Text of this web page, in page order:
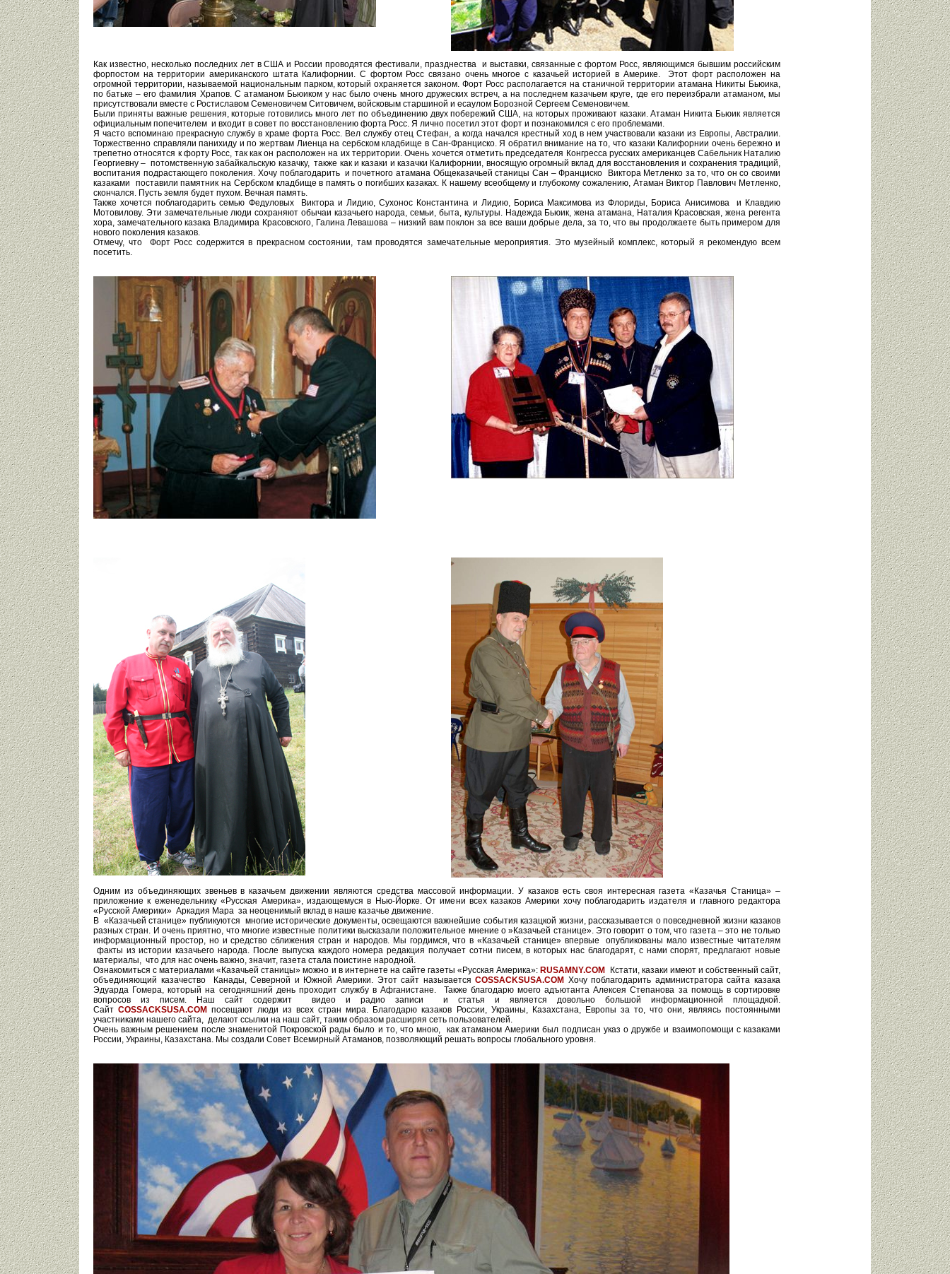
Как известно, несколько последних лет в США и России проводятся фестивали, празднества и выставки, связанные с фортом Росс, являющимся бывшим российским
форпостом на территории американского штата Калифорнии. С фортом Росс связано очень многое с казачьей историей в Америке. Этот форт расположен на
огромной территории, называемой национальным парком, который охраняется законом. Форт Росс располагается на станичной территории атамана Никиты Бьюика,
по батьке – его фамилия Храпов. С атаманом Бьюиком у нас было очень много дружеских встреч, а на последнем казачьем круге, где его переизбрали атаманом, мы
присутствовали вместе с Ростиславом Семеновичем Ситовичем, войсковым старшиной и есаулом Борозной Сергеем Семеновичем.
Были приняты важные решения, которые готовились много лет по объединению двух побережий США, на которых проживают казаки. Атаман Никита Бьюик является
официальным попечителем и входит в совет по восстановлению форта Росс. Я лично посетил этот форт и познакомился с его проблемами.
Я часто вспоминаю прекрасную службу в храме форта Росс. Вел службу отец Стефан, а когда начался крестный ход в нем участвовали казаки из Европы, Австралии.
Торжественно справляли панихиду и по жертвам Лиенца на сербском кладбище в Сан-Франциско. Я обратил внимание на то, что казаки Калифорнии очень бережно и
трепетно относятся к форту Росс, так как он расположен на их территории. Очень хочется отметить председателя Конгресса русских американцев Сабельник Наталию
Георгиевну – потомственную забайкальскую казачку, также как и казаки и казачки Калифорнии, вносящую огромный вклад для восстановления и сохранения традиций,
воспитания подрастающего поколения. Хочу поблагодарить и почетного атамана Общеказачьей станицы Сан – Франциско Виктора Метленко за то, что он со своими
казаками поставили памятник на Сербском кладбище в память о погибших казаках. К нашему всеобщему и глубокому сожалению, Атаман Виктор Павлович Метленко,
скончался. Пусть земля будет пухом. Вечная память.
Также хочется поблагодарить семью Федуловых Виктора и Лидию, Сухонос Константина и Лидию, Бориса Максимова из Флориды, Бориса Анисимова и Клавдию
Мотовилову. Эти замечательные люди сохраняют обычаи казачьего народа, семьи, быта, культуры. Надежда Бьюик, жена атамана, Наталия Красовская, жена регента
хора, замечательного казака Владимира Красовского, Галина Левашова – низкий вам поклон за все ваши добрые дела, за то, что вы продолжаете быть примером для
нового поколения казаков.
Отмечу, что Форт Росс содержится в прекрасном состоянии, там проводятся замечательные мероприятия. Это музейный комплекс, который я рекомендую всем
посетить.
Одним из объединяющих звеньев в казачьем движении являются средства массовой информации. У казаков есть своя интересная газета «Казачья Станица» –
приложение к еженедельнику «Русская Америка», издающемуся в Нью-Йорке. От имени всех казаков Америки хочу поблагодарить издателя и главного редактора
«Русской Америки» Аркадия Мара за неоценимый вклад в наше казачье движение.
В «Казачьей станице» публикуются многие исторические документы, освещаются важнейшие события казацкой жизни, рассказывается о повседневной жизни казаков
разных стран. И очень приятно, что многие известные политики высказали положительное мнение о »Казачьей станице». Это говорит о том, что газета – это не только
информационный простор, но и средство сближения стран и народов. Мы гордимся, что в «Казачьей станице» впервые опубликованы мало известные читателям
факты из истории казачьего народа. После выпуска каждого номера редакция получает сотни писем, в которых нас благодарят, с нами спорят, предлагают новые
материалы, что для нас очень важно, значит, газета стала поистине народной.
Ознакомиться с материалами «Казачьей станицы» можно и в интернете на сайте газеты «Русская Америка»: RUSAMNY.COM
Кстати, казаки имеют и собственный сайт,
объединяющий казачество Канады, Северной и Южной Америки. Этот сайт называетсяCOSSACKSUSA.COM Хочу поблагодарить администратора сайта казака
Эдуарда Гомера, который на сегодняшний день проходит службу в Афганистане. Также благодарю моего адъютанта Алексея Степанова за помощь в сортировке
вопросов из писем. Наш сайт содержит видео и радио записи и статья и является довольно большой информационной площадкой.
СайтCOSSACKSUSA.COM посещают люди из всех стран мира. Благодарю казаков России, Украины, Казахстана, Европы за то, что они, являясь постоянными
участниками нашего сайта, делают ссылки на наш сайт, таким образом расширяя сеть пользователей.
Очень важным решением после знаменитой Покровской рады было и то, что мною, как атаманом Америки был подписан указ о дружбе и взаимопомощи с казаками
России, Украины, Казахстана. Мы создали Совет Всемирный Атаманов, позволяющий решать вопросы глобального уровня.